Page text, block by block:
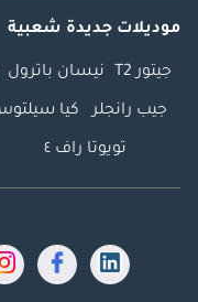
موديلات جديدة شعبية
جيتور T2 نيسان باترول
جيب رانجلر كيا
تويوتا راف ٤